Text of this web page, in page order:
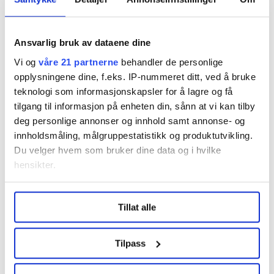
Ansvarlig bruk av dataene dine
Vi og våre 21 partnerne behandler de personlige
opplysningene dine, f.eks. IP-nummeret ditt, ved å bruke
teknologi som informasjonskapsler for å lagre og få
tilgang til informasjon på enheten din, sånn at vi kan tilby
deg personlige annonser og innhold samt annonse- og
innholdsmåling, målgruppestatistikk og produktutvikling.
Du velger hvem som bruker dine data og i hvilke
hensikter.
Undermer infokan du lese om hvordan dine personlige
data behandles og hvordan du kan velge hvordan de skal
brukes. Du kan hele tiden endre eller trekke tilbake ditt
samtykke fra erklæringen om informasjonskapsler.
LO Medias publikasjoner frifagbevegelse.no, hk-nytt.no
Tillat alle
Tilpass
Hunger Games.
De bor i hovedstaden Capitol, avsondret fra hardkjøret
resten av befolkningen lever under – og vanlige folks
lidelser gjøres til underholdning.
Våre egne Capitol-innbyggere lar verden gå til helvete
mens de soler seg i glansen av hverandre. De er vant til
at det er egne regler for dem, de kommer unna med
ting andre ikke gjør.
Ønsker du å si din mening?
kronikker til FriFagbevegelse